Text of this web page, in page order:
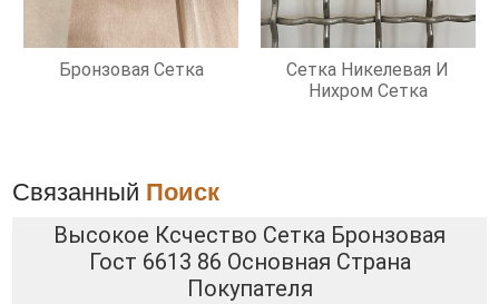
Бронзовая Сетка
Сетка Никелевая И
Нихром Сетка
Связанный Поиск
Высокое Ксчество Сетка Бронзовая
Гост 6613 86 Основная Страна
Покупателя